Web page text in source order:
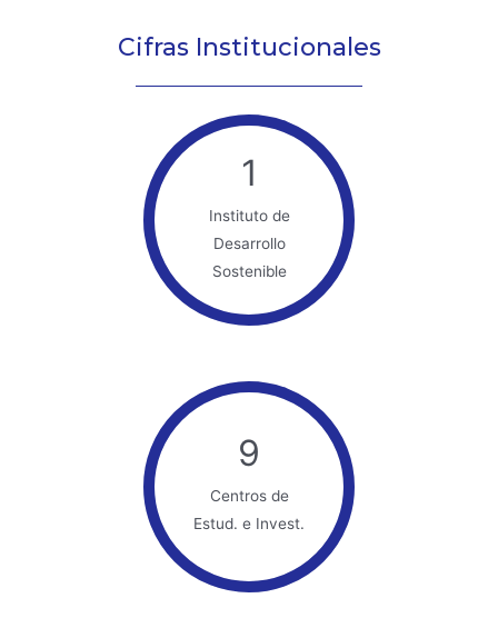
Cifras Institucionales
1
Instituto de
Desarrollo
Sostenible
9
Centros de
Estud. e Invest.